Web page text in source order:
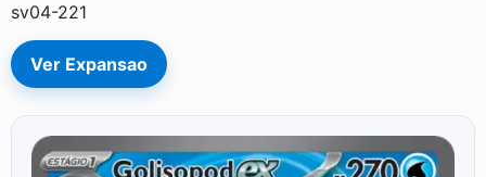
sv04-221
Ver Expansao